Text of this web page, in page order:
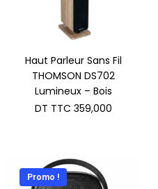
Haut Parleur Sans Fil
THOMSON DS702
Lumineux – Bois
DT TTC 359,000
Promo !